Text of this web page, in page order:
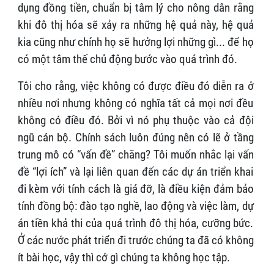
dụng đồng tiền, chuẩn bị tâm lý cho nông dân rằng
khi đô thị hóa sẽ xảy ra những hệ quả này, hệ quả
kia cũng như chính họ sẽ hưởng lợi những gì... để họ
có một tâm thế chủ động bước vào quá trình đó.
Tôi cho rằng, việc không có được điều đó diễn ra ở
nhiều nơi nhưng không có nghĩa tất cả mọi nơi đều
không có điều đó. Bởi vì nó phụ thuộc vào cả đội
ngũ cán bộ. Chính sách luôn đúng nên có lẽ ở tầng
trung mô có “vấn đề” chăng? Tôi muốn nhắc lại vấn
đề “lợi ích” và lại liên quan đến các dự án triển khai
đi kèm với tính cách là giá đỡ, là điều kiện đảm bảo
tính đồng bộ: đào tạo nghề, lao động và việc làm, dự
án tiền khả thi của quá trình đô thị hóa, cưỡng bức.
Ở các nước phát triển đi trước chúng ta đã có không
ít bài học, vậy thì cớ gì chúng ta không học tập.